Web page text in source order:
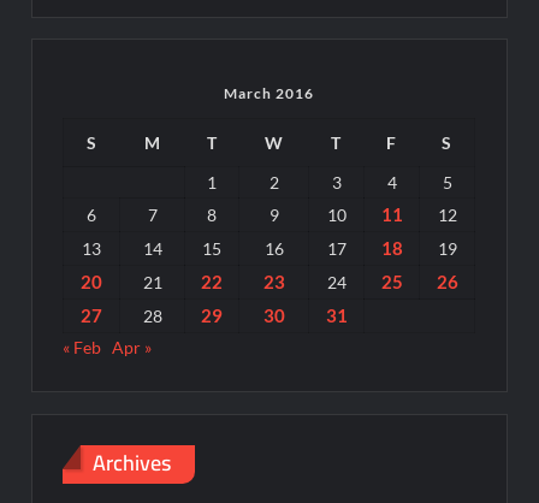
March 2016
S M T W T F
S
1
2 3 4
5
6
7 8 9 10 11
12
13
14 15 16 17 18 19
20 21 22 23 24 25
26
27
28 29 30 31
« Feb Apr »
Archives